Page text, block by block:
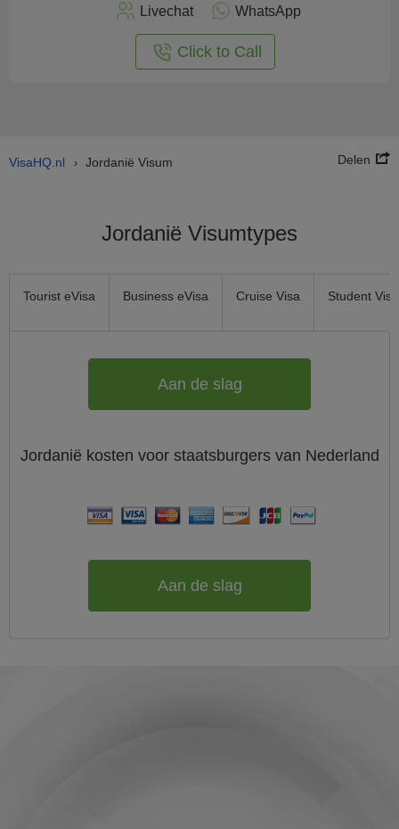
Livechat WhatsApp
Click to Call
VisaHQ.nl › Jordanië Visum Delen
Jordanië Visumtypes
Tourist eVisa Business eVisa Cruise Visa Student Visa
Aan de slag
Jordanië kosten voor staatsburgers van Nederland
Aan de slag